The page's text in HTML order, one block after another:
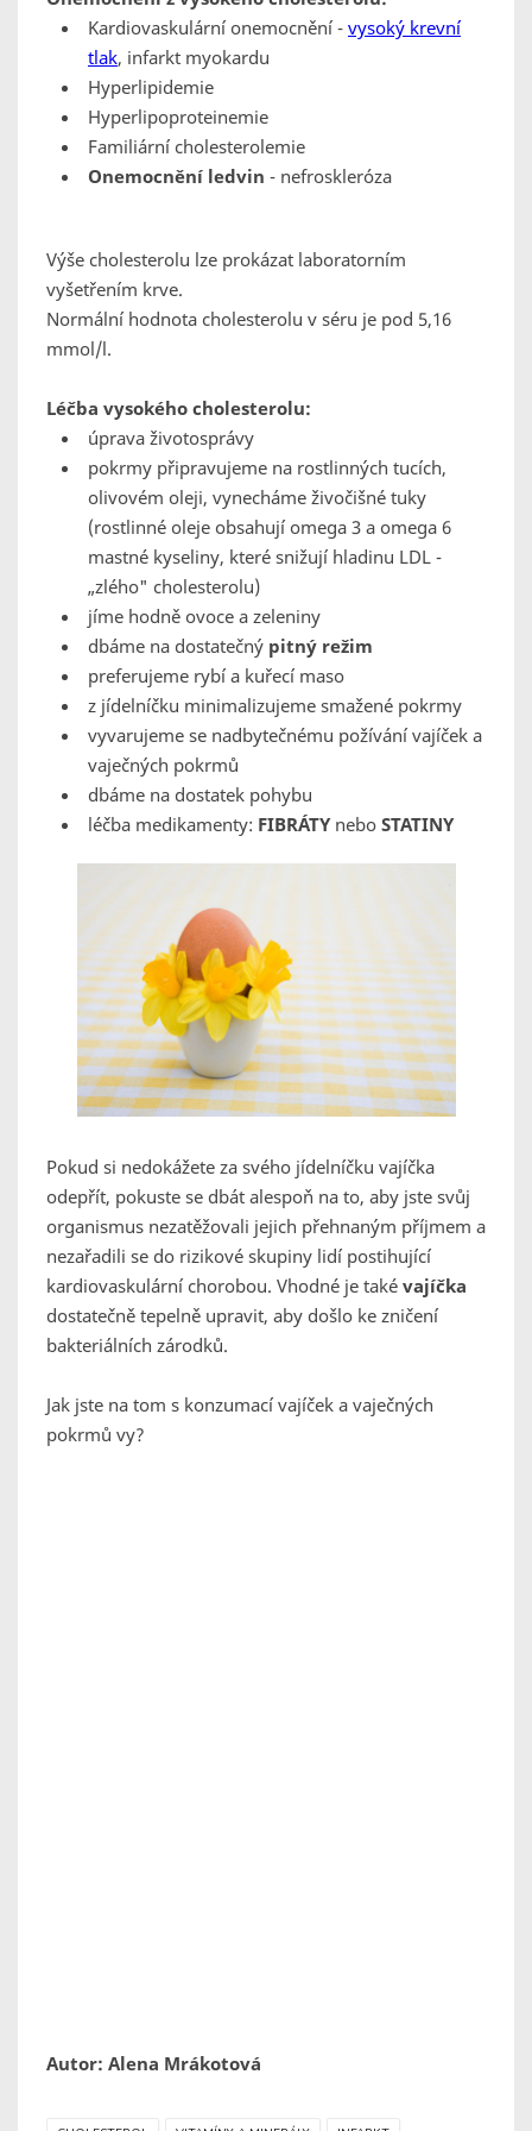
Kardiovaskulární onemocnění - vysoký krevní
tlak, infarkt myokardu
Hyperlipidemie
Hyperlipoproteinemie
Familiární cholesterolemie
Onemocnění ledvin - nefroskleróza
Výše cholesterolu lze prokázat laboratorním
vyšetřením krve.
Normální hodnota cholesterolu v séru je pod 5,16
mmol/l.
Léčba vysokého cholesterolu:
úprava životosprávy
pokrmy připravujeme na rostlinných tucích,
olivovém oleji, vynecháme živočišné tuky
(rostlinné oleje obsahují omega 3 a omega 6
mastné kyseliny, které snižují hladinu LDL -
„zlého" cholesterolu)
jíme hodně ovoce a zeleniny
dbáme na dostatečný pitný režim
preferujeme rybí a kuřecí maso
z jídelníčku minimalizujeme smažené pokrmy
vyvarujeme se nadbytečnému požívání vajíček a
vaječných pokrmů
dbáme na dostatek pohybu
léčba medikamenty: FIBRÁTY nebo STATINY
Pokud si nedokážete za svého jídelníčku vajíčka
odepřít, pokuste se dbát alespoň na to, aby jste svůj
organismus nezatěžovali jejich přehnaným příjmem a
nezařadili se do rizikové skupiny lidí postihující
kardiovaskulární chorobou. Vhodné je také vajíčka
dostatečně tepelně upravit, aby došlo ke zničení
bakteriálních zárodků.
Jak jste na tom s konzumací vajíček a vaječných
pokrmů vy?
Autor: Alena Mrákotová